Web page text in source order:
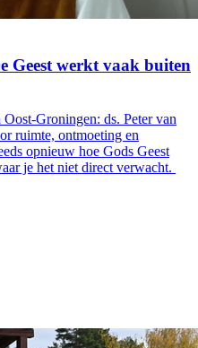
Geest werkt vaak buiten
Groningen: ds. Peter van
ruimte, ontmoeting en
opnieuw hoe Gods Geest
je het niet direct verwacht.